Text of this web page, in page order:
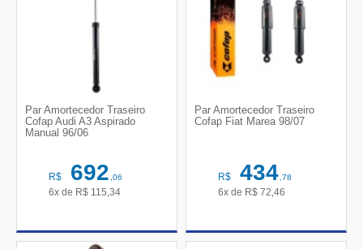
Par Amortecedor Traseiro
Cofap Audi A3 Aspirado
Manual 96/06
R$ 692,06
6x de R$ 115,34
Par Amortecedor Traseiro
Cofap Fiat Marea 98/07
R$ 434,78
6x de R$ 72,46